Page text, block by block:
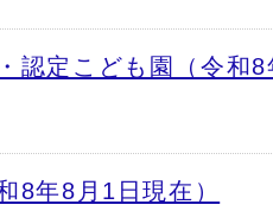
認定こども園（令和8
8年8月1日現在）